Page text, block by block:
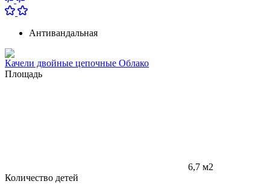
Антивандальная
Качели двойные цепочные Облако
Площадь
6,7 м2
Количество детей